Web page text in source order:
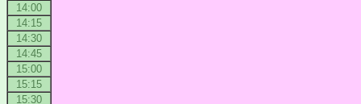
14:00
14:15
14:30
14:45
15:00
15:15
15:30